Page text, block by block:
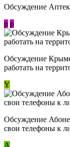
Обсуждение
p p
Обсуждение
работать на
Y
Обсуждение
свои телефоны к
А